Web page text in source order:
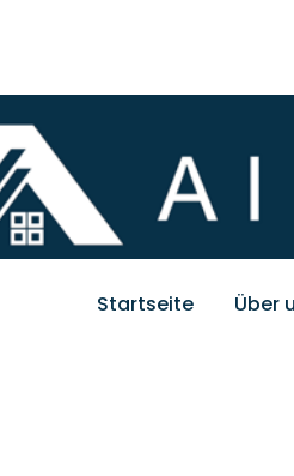
Startseite Über